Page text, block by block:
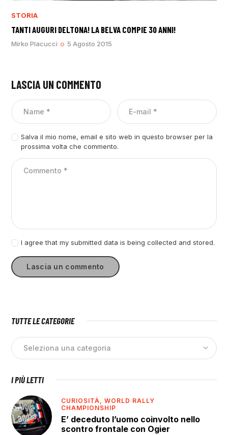
STORIA
TANTI AUGURI DELTONA! LA BELVA COMPIE 30 ANNI!
Mirko Placucci 5 Agosto 2015
LASCIA UN COMMENTO
Salva il mio nome, email e sito web in questo browser per la
prossima volta che commento.
I agree that my submitted data is being collected and stored.
TUTTE LE CATEGORIE
I PIÙ LETTI
CURIOSITÀ,WORLD RALLY
CHAMPIONSHIP
E’ deceduto l’uomo coinvolto nello
scontro frontale con Ogier